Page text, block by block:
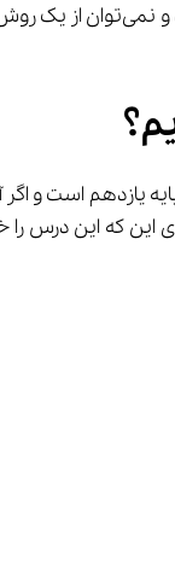
می‌پرسید که «
یازدهم است و
و اطرافتان به شما